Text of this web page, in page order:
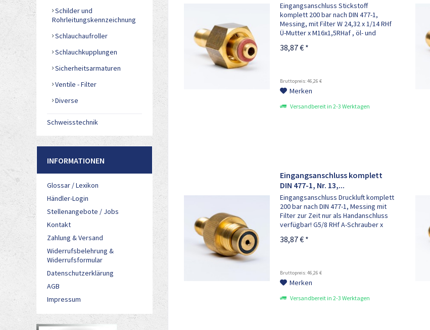
Schilder und
Rohrleitungskennzeichnung
Schlauchaufroller
Schlauchkupplungen
Sicherheitsarmaturen
Ventile - Filter
Diverse
Schweisstechnik
INFORMATIONEN
Glossar / Lexikon
Händler-Login
Stellenangebote / Jobs
Kontakt
Zahlung & Versand
Widerrufsbelehrung &
Widerrufsformular
Datenschutzerklärung
AGB
Impressum
Eingangsanschluss Stickstoff
komplett 200 bar nach DIN 477-1,
Messing, mit Filter W 24,32 x 1/14 RHf
Ü-Mutter x M16x1,5RHaf , öl- und
Anschlussbolzen M16x1,5RHaf , 1x
38,87 € *
Bruttopreis: 46,26 €
Merken
Versandbereit in 2-3 Werktagen
Eingangsanschluss komplett
DIN 477-1, Nr. 13,...
Eingangsanschluss Druckluft komplett
200 bar nach DIN 477-1, Messing mit
Filter zur Zeit nur als Handanschluss
verfügbar! G5/8 RHf A-Schrauber x
bestehend aus: 1x Anschlussbolzen
38,87 € *
Bruttopreis: 46,26 €
Merken
Versandbereit in 2-3 Werktagen